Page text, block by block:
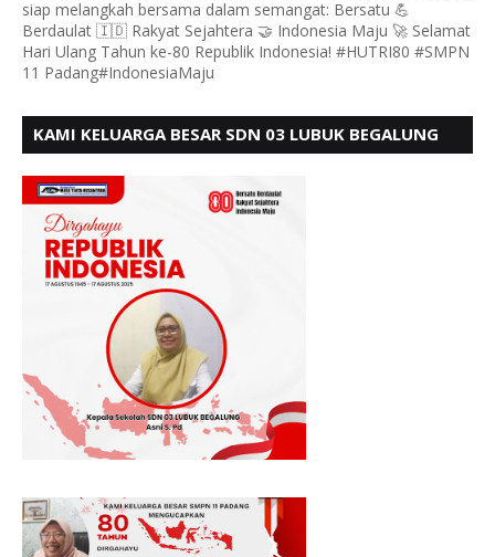
siap melangkah bersama dalam semangat: Bersatu 💪
Berdaulat 🇮🇩 Rakyat Sejahtera 🤝 Indonesia Maju 🚀 Selamat
Hari Ulang Tahun ke-80 Republik Indonesia! #HUTRI80 #SMPN
11 Padang#IndonesiaMaju
KAMI KELUARGA BESAR SDN 03 LUBUK BEGALUNG